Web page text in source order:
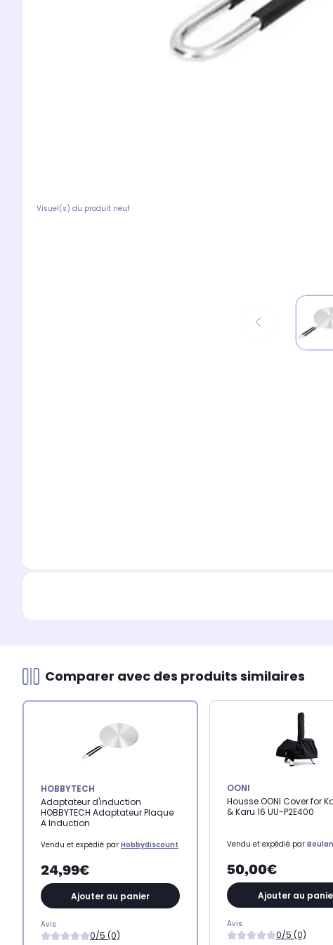
Visuel(s) du produit neuf
Comparer avec des produits similaires
HOBBYTECH
Adaptateur d'induction
HOBBYTECH Adaptateur Plaque
A Induction
Vendu et expédié par Hobbydiscount
24,99€
Ajouter au panier
Avis
0/5 (0)
OONI
Housse OONI Cover for
& Karu 16 UU-P2E400
Vendu et expédié par
50,00€
Ajouter au
Avis
0/5 (0)